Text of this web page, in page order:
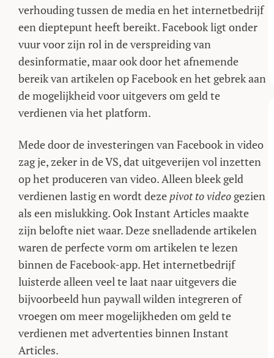
verhouding tussen de media en het internetbedrijf
een dieptepunt heeft bereikt. Facebook ligt onder
vuur voor zijn rol in de verspreiding van
desinformatie, maar ook door het afnemende
bereik van artikelen op Facebook en het gebrek aan
de mogelijkheid voor uitgevers om geld te
verdienen via het platform.
Mede door de investeringen van Facebook in video
zag je, zeker in de VS, dat uitgeverijen vol inzetten
op het produceren van video. Alleen bleek geld
verdienen lastig en wordt deze pivot to video gezien
als een mislukking. Ook Instant Articles maakte
zijn belofte niet waar. Deze snelladende artikelen
waren de perfecte vorm om artikelen te lezen
binnen de Facebook-app. Het internetbedrijf
luisterde alleen veel te laat naar uitgevers die
bijvoorbeeld hun paywall wilden integreren of
vroegen om meer mogelijkheden om geld te
verdienen met advertenties binnen Instant
Articles.